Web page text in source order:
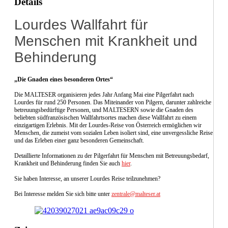
Lourdes Wallfahrt für
Menschen mit Krankheit und
Behinderung
„Die Gnaden eines besonderen Ortes“
Die MALTESER organisieren jedes Jahr Anfang Mai eine Pilgerfahrt nach
Lourdes für rund 250 Personen. Das Miteinander von Pilgern, darunter zahlreiche
betreuungsbedürftige Personen, und MALTESERN sowie die Gnaden des
beliebten südfranzösischen Wallfahrtsortes machen diese Wallfahrt zu einem
einzigartigen Erlebnis. Mit der Lourdes-Reise von Österreich ermöglichen wir
Menschen, die zumeist vom sozialen Leben isoliert sind, eine unvergessliche Reise
und das Erleben einer ganz besonderen Gemeinschaft.
Detaillierte Informationen zu der Pilgerfahrt für Menschen mit Betreuungsbedarf,
Krankheit und Behinderung finden Sie auch hier.
Sie haben Interesse, an unserer Lourdes Reise teilzunehmen?
Bei Interesse melden Sie sich bitte unter zentrale@malteser.at